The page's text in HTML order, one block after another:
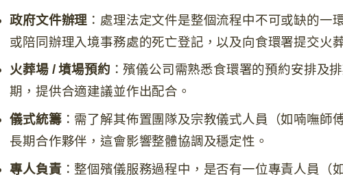
政府文件辦理 ：處理法定文件是整個流程中不可或缺的一
或陪同辦理入境事務處的死亡登記，以及向食環署提交火
火葬場 / 墳場預約 ：殯儀公司需熟悉食環署的預約安排及
期，提供合適建議並作出配合。
儀式統籌：需了解其佈置團隊及宗教儀式人員（如喃嘸師
長期合作夥伴，這會影響整體協調及穩定性。
專人負責：整個殯儀服務過程中，是否有一位專責人員（